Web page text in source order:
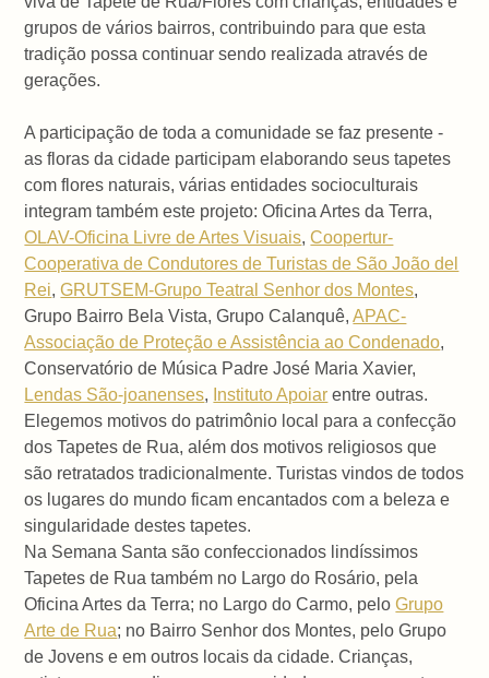
grupos de vários bairros, contribuindo para que esta
tradição possa continuar sendo realizada através de
gerações.
A participação de toda a comunidade se faz presente -
as floras da cidade participam elaborando seus tapetes
com flores naturais, várias entidades socioculturais
integram também este projeto: Oficina Artes da Terra,
OLAV-Oficina Livre de Artes Visuais,Coopertur-
Cooperativa de Condutores de Turistas de São João del
Rei,GRUTSEM-Grupo Teatral Senhor dos Montes,
Grupo Bairro Bela Vista, Grupo Calanquê,APAC-
Associação de Proteção e Assistência ao Condenado,
Conservatório de Música Padre José Maria Xavier,
Lendas São-joanenses, Instituto Apoiar entre outras.
Elegemos motivos do patrimônio local para a confecção
dos Tapetes de Rua, além dos motivos religiosos que
são retratados tradicionalmente. Turistas vindos de todos
os lugares do mundo ficam encantados com a beleza e
singularidade destes tapetes.
Na Semana Santa são confeccionados lindíssimos
Tapetes de Rua também no Largo do Rosário, pela
Oficina Artes da Terra; no Largo do Carmo, peloGrupo
Arte de Rua; no Bairro Senhor dos Montes, pelo Grupo
de Jovens e em outros locais da cidade. Crianças,